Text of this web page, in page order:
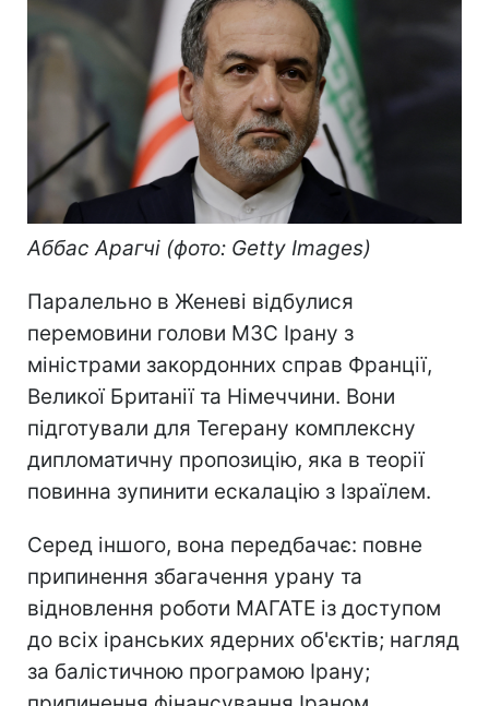
Аббас Арагчі (фото: Getty Images)
Паралельно в Женеві відбулися
перемовини голови МЗС Ірану з
міністрами закордонних справ Франції,
Великої Британії та Німеччини. Вони
підготували для Тегерану комплексну
дипломатичну пропозицію, яка в теорії
повинна зупинити ескалацію з Ізраїлем.
Серед іншого, вона передбачає: повне
припинення збагачення урану та
відновлення роботи МАГАТЕ із доступом
до всіх іранських ядерних об'єктів; нагляд
за балістичною програмою Ірану;